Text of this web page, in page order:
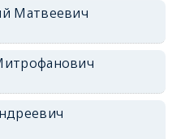
Матвеевич